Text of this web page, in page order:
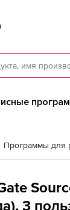
Программы для
3